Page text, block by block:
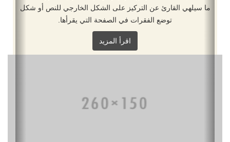
ما سيلهي القارئ عن التركيز على الشكل الخارجي للنص أو شكل
توضع الفقرات في الصفحة التي يقرأها.
اقرأ المزيد